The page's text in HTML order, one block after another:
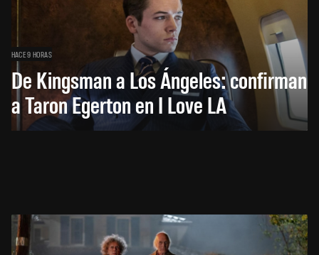
HACE 9 HORAS
De Kingsman a Los Ángeles: confirman
a Taron Egerton en I Love LA